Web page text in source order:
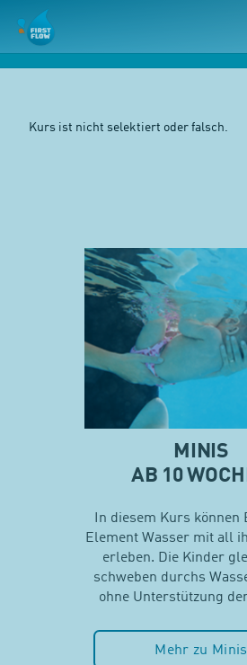
Kurs ist nicht selektiert oder falsch.
MINIS
AB 10
In diesem Kurs können
Element Wasser mit all
erleben. Die Kinder
schweben durchs
ohne Unterstützung
Mehr zu Minis